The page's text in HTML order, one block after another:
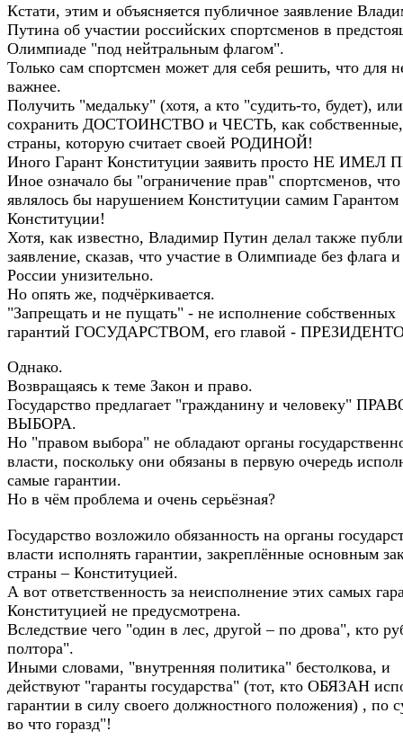
Кстати, этим и объясняется публичное заявление
Путина об участии российских спортсменов в
Олимпиаде "под нейтральным флагом".
Только сам спортсмен может для себя решить, что для
важнее.
Получить "медальку" (хотя, а кто "судить-то, будет), или
сохранить ДОСТОИНСТВО и ЧЕСТЬ, как собственные,
страны, которую считает своей РОДИНОЙ!
Иного Гарант Конституции заявить просто НЕ ИМЕЛ
Иное означало бы "ограничение прав" спортсменов, что
являлось бы нарушением Конституции самим Гарантом
Конституции!
Хотя, как известно, Владимир Путин делал также
заявление, сказав, что участие в Олимпиаде без флага
России унизительно.
Но опять же, подчёркивается.
"Запрещать и не пущать" - не исполнение собственных
гарантий ГОСУДАРСТВОМ, его главой -
Однако.
Возвращаясь к теме Закон и право.
Государство предлагает "гражданину и человеку"
ВЫБОРА.
Но "правом выбора" не обладают органы
власти, поскольку они обязаны в первую очередь
самые гарантии.
Но в чём проблема и очень серьёзная?
Государство возложило обязанность на органы
власти исполнять гарантии, закреплённые основным
страны – Конституцией.
А вот ответственность за неисполнение этих самых
Конституцией не предусмотрена.
Вследствие чего "один в лес, другой – по дрова", кто
полтора".
Иными словами, "внутренняя политика" бестолкова, и
действуют "гаранты государства" (тот, кто ОБЯЗАН
гарантии в силу своего должностного положения) , по
во что горазд"!